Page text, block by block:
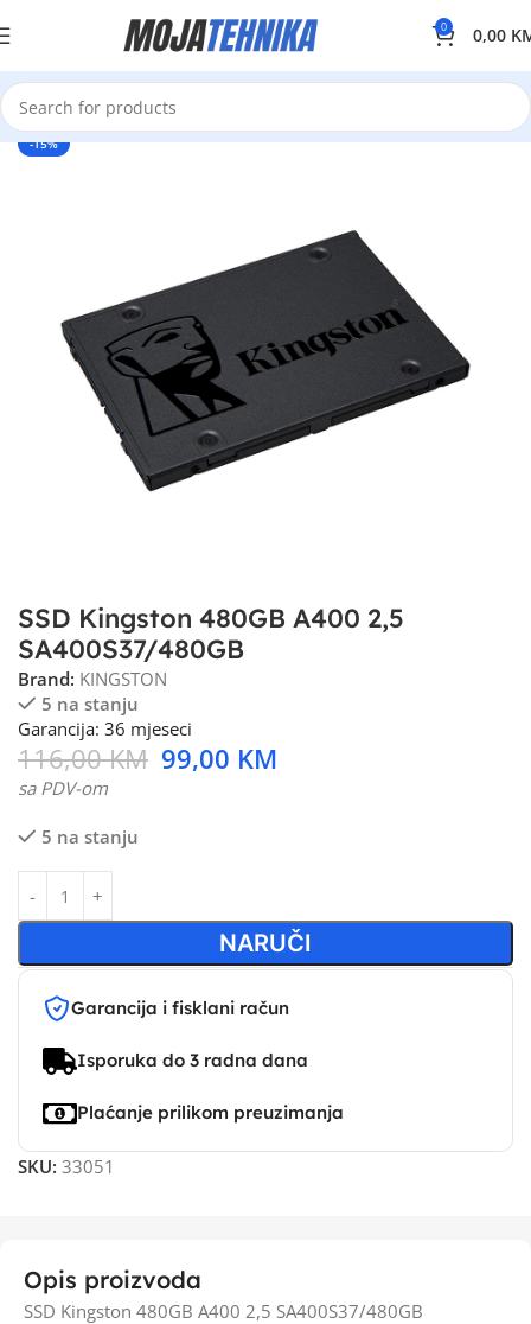
0 0,00
-15%
SSD Kingston 480GB A400 2,5
SA400S37/480GB
Brand: KINGSTON
5 na stanju
Garancija: 36 mjeseci
116,00KM 99,00 KM
sa PDV-om
5 na stanju
NARUČI
Garancija i fisklani račun
Isporuka do 3 radna dana
Plaćanje prilikom preuzimanja
SKU: 33051
Opis proizvoda
SSD Kingston 480GB A400 2,5 SA400S37/480GB